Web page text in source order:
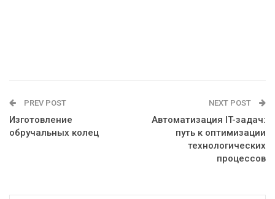
PREV POST
Изготовление
обручальных колец
NEXT POST
Автоматизация IT-задач:
путь к оптимизации
технологических
процессов